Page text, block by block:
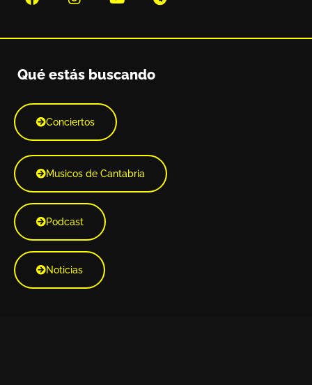
Qué estás buscando
Conciertos
Musicos de Cantabria
Podcast
Noticias